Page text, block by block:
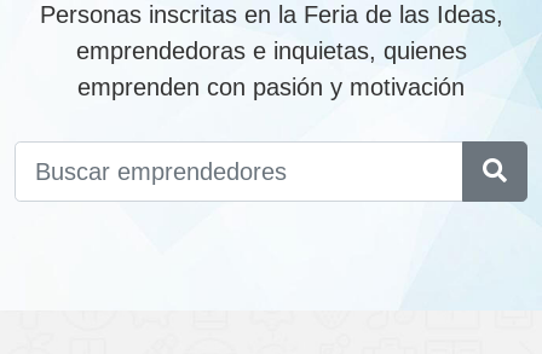
Personas inscritas en la Feria de las Ideas,
emprendedoras e inquietas, quienes
emprenden con pasión y motivación